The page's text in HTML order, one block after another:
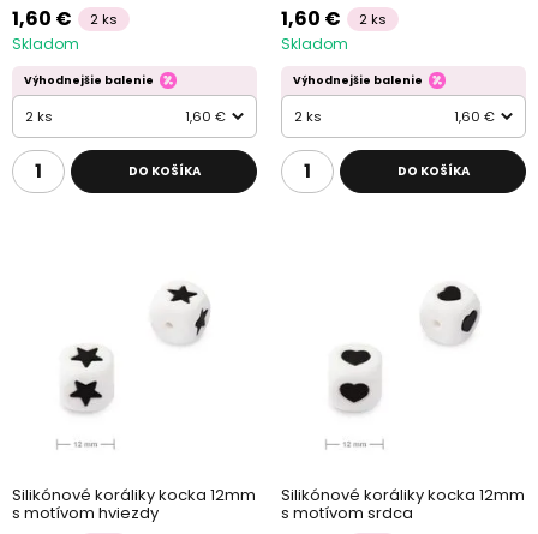
1,60 € 2 ks
Skladom
Výhodnejšie balenie
2 ks 1,60 €
DO KOŠÍKA
1,60 € 2 ks
Skladom
Výhodnejšie balenie
2 ks 1,60 €
DO KOŠÍKA
Silikónové koráliky kocka 12mm
s motívom hviezdy
Silikónové koráliky kocka 12mm
s motívom srdca